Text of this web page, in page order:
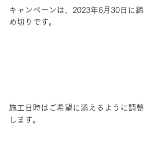
キャンペーンは、2023年6月30日に締
め切りです。
施工日時はご希望に添えるように調整
します。